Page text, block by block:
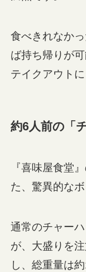
食べきれなか
ば持ち帰りが
テイクアウト
約6人前の「
『喜味屋食堂
た、驚異的な
通常のチャー
が、大盛りを
し、総重量は